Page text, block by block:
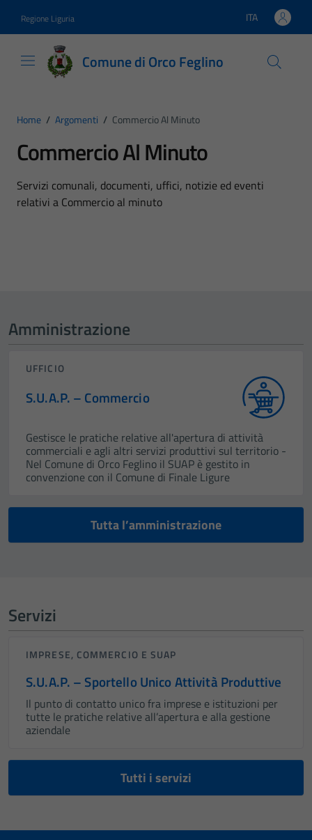
Regione Liguria Lingua attiva:
ITA
Comune di Orco Feglino
Home / Argomenti / Commercio Al Minuto
Commercio Al Minuto
Dettagli dell'argomento
Servizi comunali, documenti, uffici, notizie ed eventi
relativi a Commercio al minuto
Amministrazione
UFFICIO
S.U.A.P. – Commercio
Gestisce le pratiche relative all'apertura di attività
commerciali e agli altri servizi produttivi sul territorio -
Nel Comune di Orco Feglino il SUAP è gestito in
convenzione con il Comune di Finale Ligure
Tutta l’amministrazione
Servizi
IMPRESE, COMMERCIO E SUAP
S.U.A.P. – Sportello Unico Attività Produttive
Il punto di contatto unico fra imprese e istituzioni per
tutte le pratiche relative all’apertura e alla gestione
aziendale
Tutti i servizi